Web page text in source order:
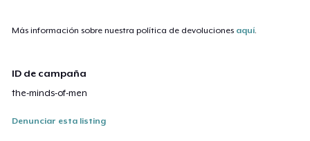
Más información sobre nuestra política de devoluciones aquí.
ID de campaña
the-minds-of-men
Denunciar esta listing